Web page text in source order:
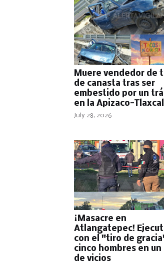
Muere vendedor de
de canasta tras ser
embestido por un
en la Apizaco-
July 28, 2026
¡Masacre en
Atlangatepec!
con el "tiro de
cinco hombres en un
de vicios